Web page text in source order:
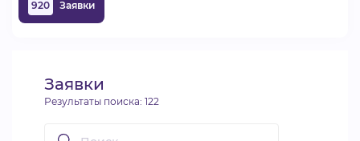
920 Заявки
Заявки
Результаты поиска: 122